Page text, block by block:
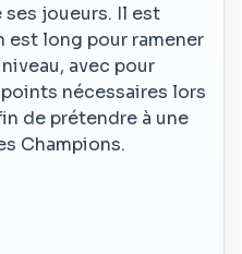
joueurs. Il est
est long pour ramener
avec pour
nécessaires lors
de prétendre à une
Champions.